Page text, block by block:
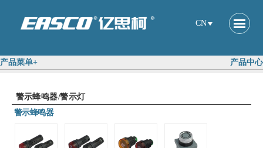
CN
产品菜单+ 产品中心
警示蜂鸣器/警示灯
警示蜂鸣器